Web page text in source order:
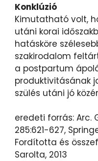
Konklúzió
Kimutatható volt,
utáni korai
hatásköre
szakirodalom
a postpartum
produktivitásának
szülés utáni jó
eredeti forrás: Arc.
285:621-627,
Fordította és
Sarolta, 2013